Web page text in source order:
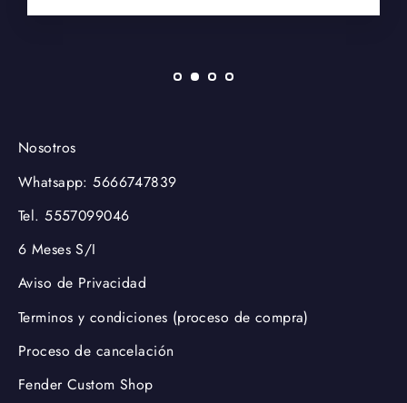
Nosotros
Whatsapp: 5666747839
Tel. 5557099046
6 Meses S/I
Aviso de Privacidad
Terminos y condiciones (proceso de compra)
Proceso de cancelación
Fender Custom Shop